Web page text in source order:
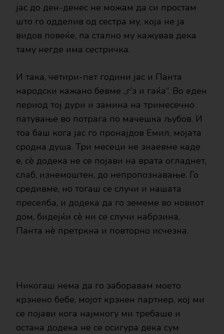
јас до ден-денес не можам да си простам
што го одделив од сестра му, која не ја
видов повеќе, па стално му кажував дека
таму негде има сестричка.
И така, четири-пет години јас и Панта
народски кажано бевме „г’з и гаќа“. Во еден
период тој дури и замина на тримесечно
патување во потрага по мачешка љубов. И
тоа баш кога јас го пронајдов Емил, мојата
сродна душа. Три месеци не знаевме каде
е, сè додека не се појави на врата огладнет,
слаб, изнемоштен, до непропознавање. Го
средивме, но тогаш се случи и нашата
преселба, и додека да го земеме во новиот
дом, бидејќи сè ни се случи набрзина,
Панта нè претркна и повторно исчезна.
Никогаш нема да го заборавам моето
крзнено бебе, мојот крзнен партнер, кој ми
се појави кога најмногу ми требаше и
остана додека не се осигура дека сум